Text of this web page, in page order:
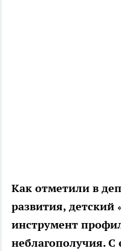
Как отметили в
развития, детский
инструмент
неблагополучия.